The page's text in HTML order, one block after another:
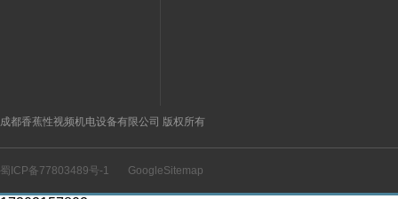
成都香蕉性视频机电设备有限公司 版权所有
蜀ICP备77803489号-1 GoogleSitemap